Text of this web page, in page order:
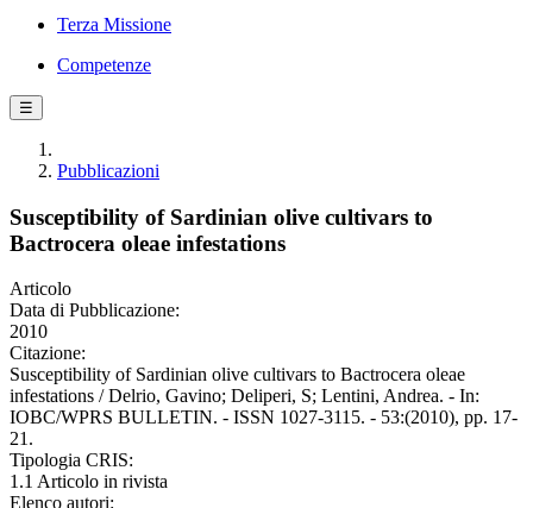
Terza Missione
Competenze
☰
Pubblicazioni
Susceptibility of Sardinian olive cultivars to
Bactrocera oleae infestations
Articolo
Data di Pubblicazione:
2010
Citazione:
Susceptibility of Sardinian olive cultivars to Bactrocera oleae
infestations / Delrio, Gavino; Deliperi, S; Lentini, Andrea. - In:
IOBC/WPRS BULLETIN. - ISSN 1027-3115. - 53:(2010), pp. 17-
21.
Tipologia CRIS:
1.1 Articolo in rivista
Elenco autori: